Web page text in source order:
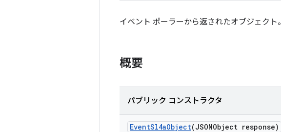
イベント ポーラーから返されたオブジェクト。
概要
パブリック コンストラクタ
EventSl4aObject(JSONObject response)